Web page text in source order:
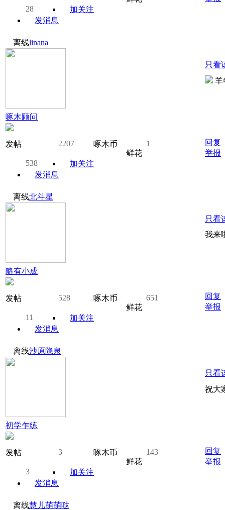
28
加关注
发消息
离线linana
啄木顾问
发帖 2207 啄木币
1
鲜花
538
加关注
发消息
只看
羊
回复
举报
离线北斗星
略有小成
发帖 528 啄木币
651
鲜花
11
加关注
发消息
只看
我来
回复
举报
离线沙原隐泉
初学乍练
发帖 3 啄木币
143
鲜花
3
加关注
发消息
只看
祝大
回复
举报
离线慧儿萌萌哒